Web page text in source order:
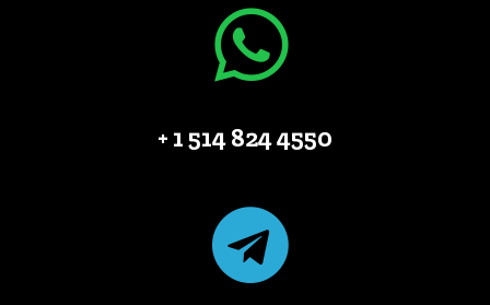
4550 824 514 1 +